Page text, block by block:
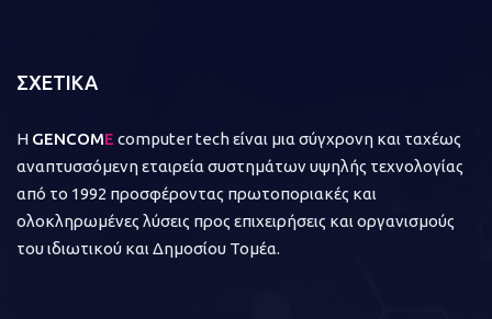
ΣΧΕΤΙΚΑ
Η GENCOME computer tech είναι μια σύγχρονη και ταχέως
αναπτυσσόμενη εταιρεία συστημάτων υψηλής τεχνολογίας
από το 1992 προσφέροντας πρωτοποριακές και
ολοκληρωμένες λύσεις προς επιχειρήσεις και οργανισμούς
του ιδιωτικού και Δημοσίου Τομέα.